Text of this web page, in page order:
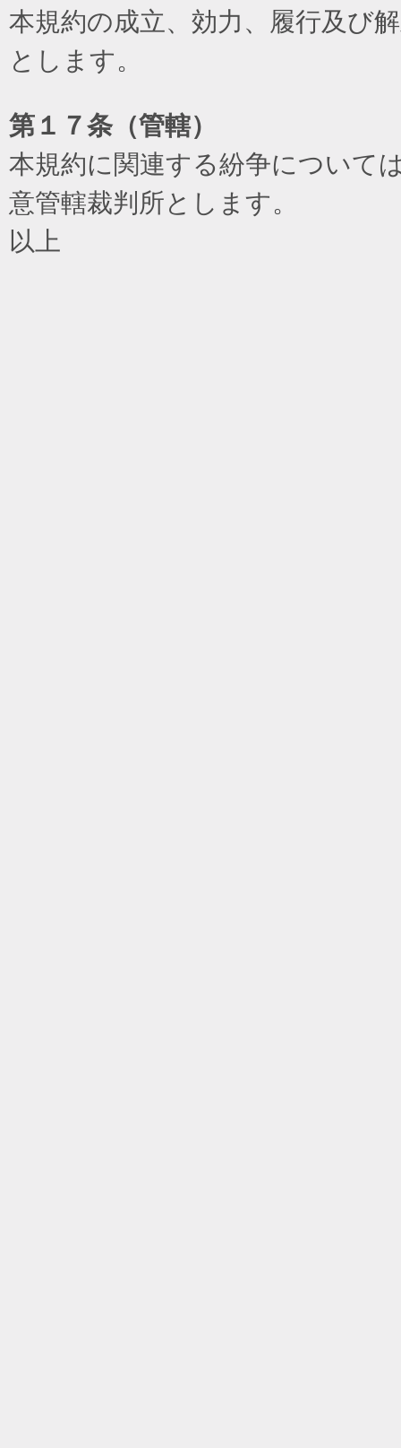
本規約の成立、効力、履行及び
とします。
第１７条（管轄）
本規約に関連する紛争について
意管轄裁判所とします。
以上